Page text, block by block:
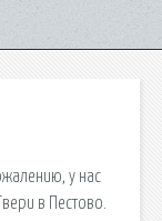
у нас
в Пестово.